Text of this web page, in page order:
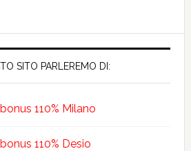
SITO PARLEREMO DI:
110% Milano
110% Desio